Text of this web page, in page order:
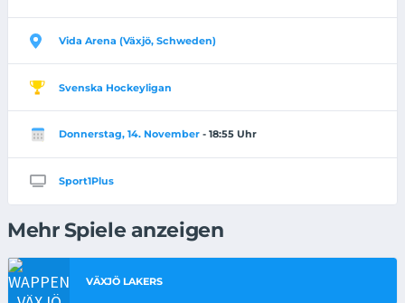
Vida Arena (Växjö, Schweden)
Svenska Hockeyligan
Donnerstag, 14. November - 18:55 Uhr
Sport1Plus
Mehr Spiele anzeigen
VÄXJÖ LAKERS